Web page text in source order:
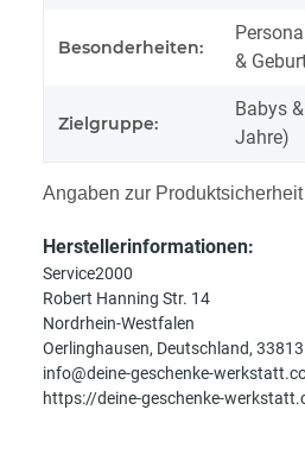
Besonderheiten:
&
Zielgruppe:
Babys
Jahre)
Angaben zur Produktsicherheit
Herstellerinformationen:
Service2000
Robert Hanning Str. 14
Nordrhein-Westfalen
Oerlinghausen, Deutschland, 33813
info@deine-geschenke-
https://deine-geschenke-